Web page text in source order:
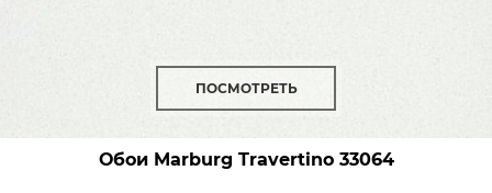
ПОСМОТРЕТЬ
Обои Marburg Travertino33064